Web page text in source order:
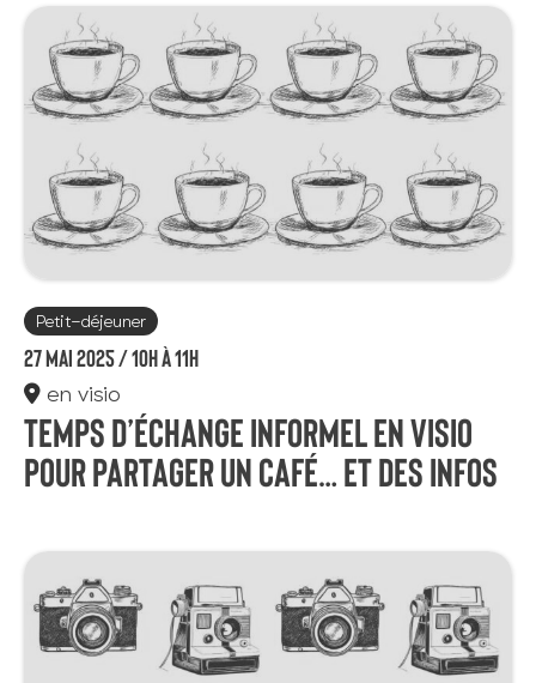
Petit-déjeuner
27 mai 2025 /10h à 11h
en visio
Temps d’échange informel en visio
pour partager un café… et des infos